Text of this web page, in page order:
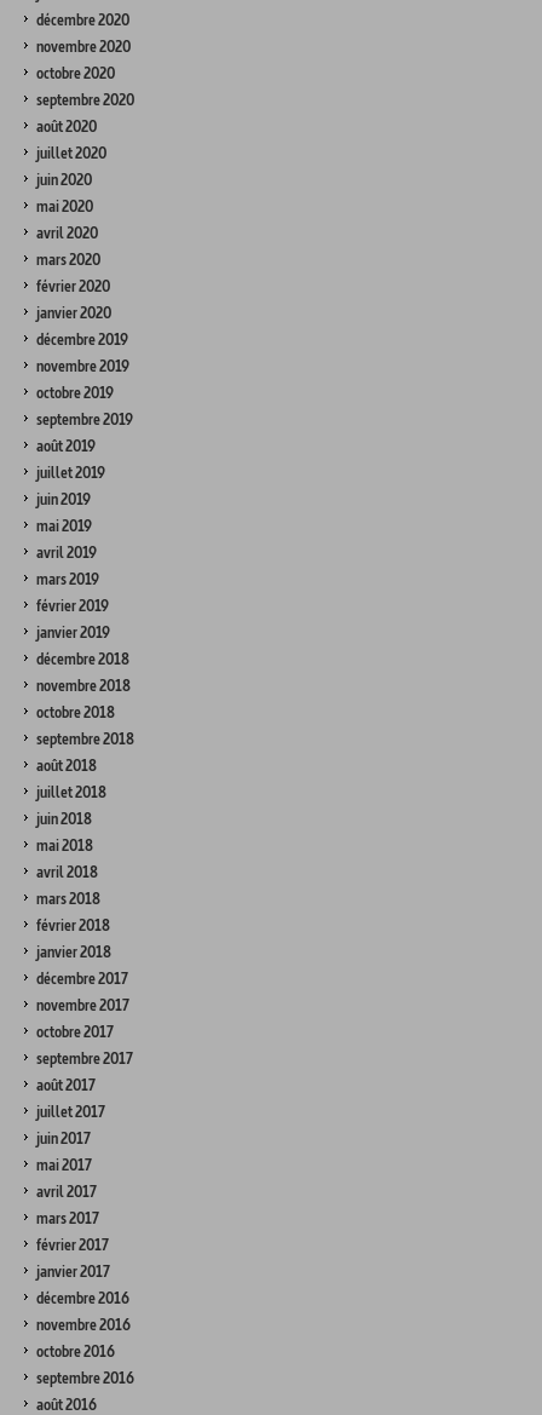
décembre 2020
novembre 2020
octobre 2020
septembre 2020
août 2020
juillet 2020
juin 2020
mai 2020
avril 2020
mars 2020
février 2020
janvier 2020
décembre 2019
novembre 2019
octobre 2019
septembre 2019
août 2019
juillet 2019
juin 2019
mai 2019
avril 2019
mars 2019
février 2019
janvier 2019
décembre 2018
novembre 2018
octobre 2018
septembre 2018
août 2018
juillet 2018
juin 2018
mai 2018
avril 2018
mars 2018
février 2018
janvier 2018
décembre 2017
novembre 2017
octobre 2017
septembre 2017
août 2017
juillet 2017
juin 2017
mai 2017
avril 2017
mars 2017
février 2017
janvier 2017
décembre 2016
novembre 2016
octobre 2016
septembre 2016
août 2016